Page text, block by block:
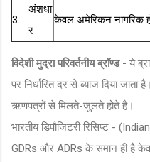
3.
अंशधा
र
केवल अमेरिकन नागरिक
विदेशी मुद्रा परिवर्तनीय ब्रॉण्ड - ये
पर निर्धारित दर से ब्याज दिया जाता
ऋणपत्रों से मिलते-जुलते होते है।
भारतीय डिपौजिटरी रिसिप्ट -
GDRs और ADRs के समान ही है